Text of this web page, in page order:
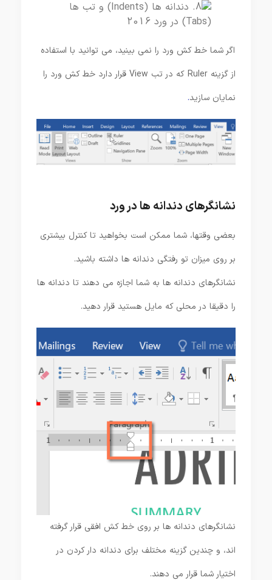
اگر شما خط کش ورد را نمی بینید، می توانید با استفاده
از گزینه Ruler که در تب View قرار دارد خط کش ورد را
نمایان سازید.
نشانگرهای دندانه ها در ورد
بعضی وقتها، شما ممکن است بخواهید تا کنترل بیشتری
بر روی میزان تو رفتگی دندانه ها داشته باشید.
نشانگرهای دندانه ها به شما اجازه می دهند تا دندانه ها
را دقیقا در محلی که مایل هستید قرار دهید.
نشانگرهای دندانه ها بر روی خط کش افقی قرار گرفته
اند، و چندین گزینه مختلف برای دندانه دار کردن در
اختیار شما قرار می دهند.